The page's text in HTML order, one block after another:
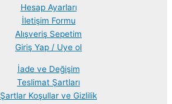
Hesap Ayarları
İletişim Formu
Alışveriş Sepetim
Giriş Yap / Uye ol
İade ve Değişim
Teslimat Şartları
Şartlar Koşullar ve Gizlilik